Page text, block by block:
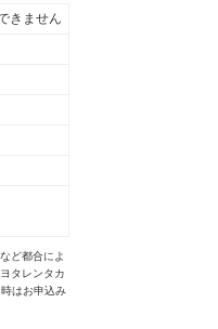
きません
ど都合によ
タレンタカ
はお申込み